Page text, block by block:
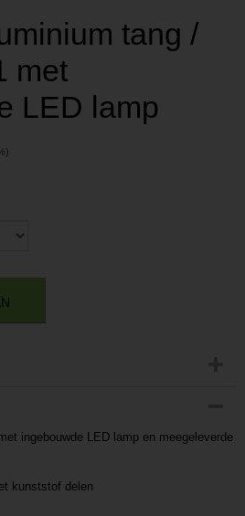
tang /
met
LED lamp
ingebouwde LED lamp en meegeleverde
kunststof delen